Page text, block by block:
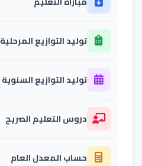
توليد التوازيع المرحلية
توليد التوازيع السنوية
دروس التعليم الصريح
حساب المعدل العام